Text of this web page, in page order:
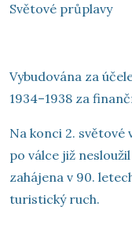
Světové průplavy
Vybudována za
1934–1938 za
Na konci 2. světové
po válce již
zahájena v 90.
turistický ruch.